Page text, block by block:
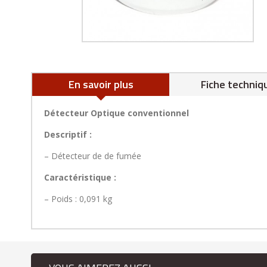
En savoir plus Fiche
Détecteur Optique conventionnel
Descriptif :
– Détecteur de de fumée
Caractéristique :
– Poids : 0,091 kg